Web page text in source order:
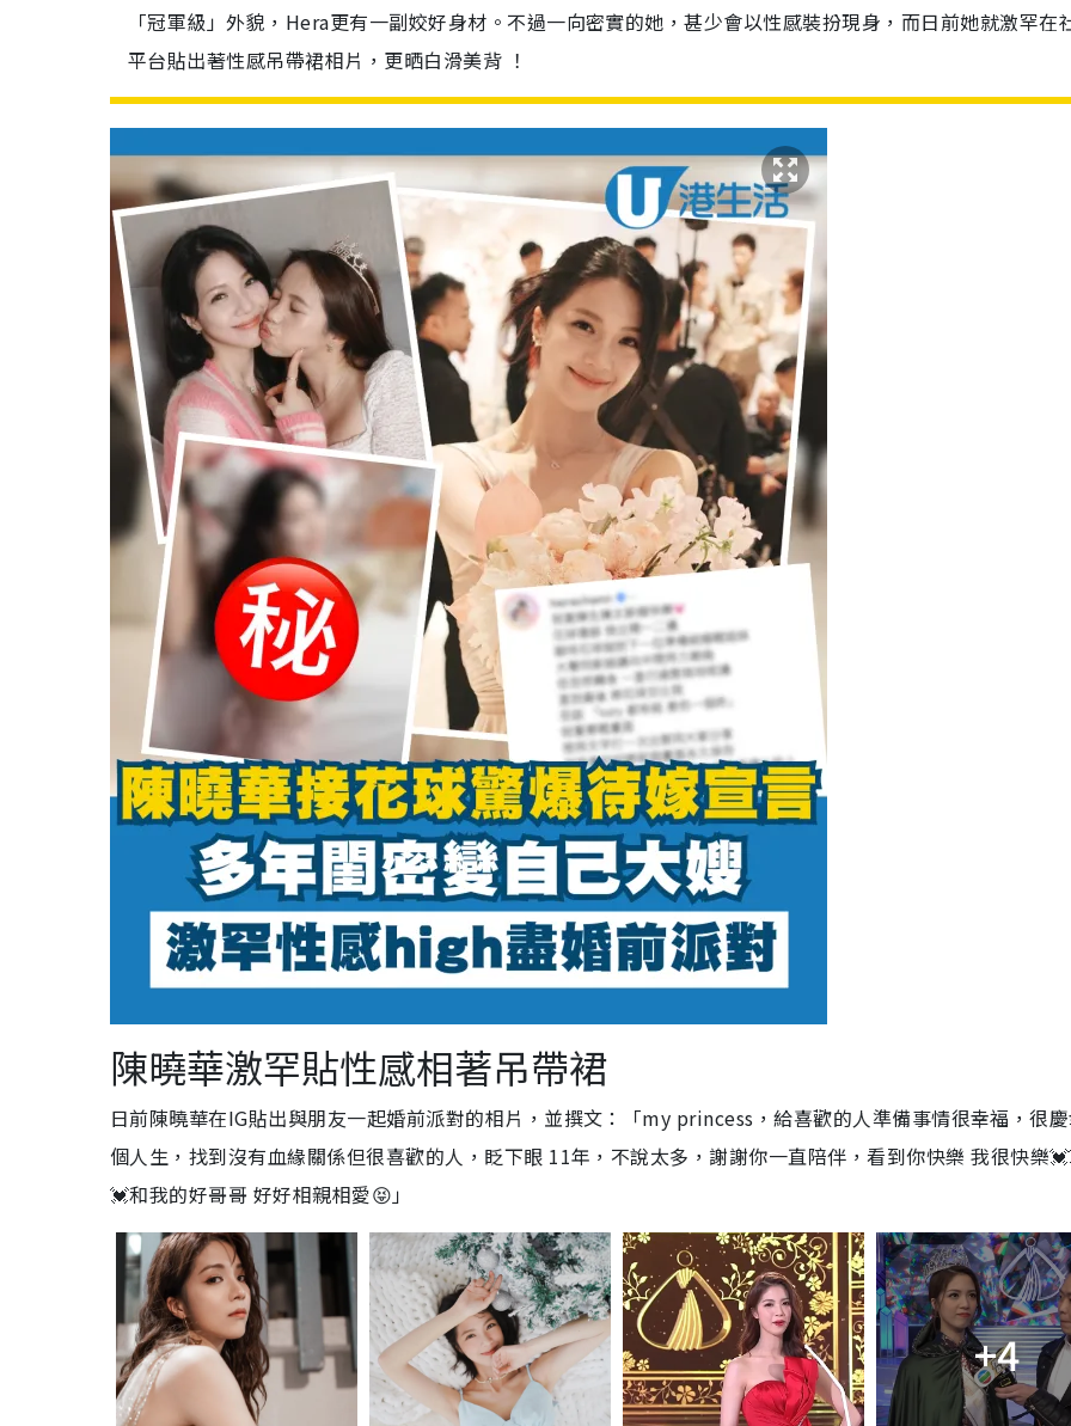
「冠軍級」外貌，Hera更有一副姣好身材。不過一向密實的她，甚少會以性感裝扮現身，而日前她就激罕在
平台貼出著性感吊帶裙相片，更晒白滑美背 ！
陳曉華激罕貼性感相著吊帶裙
日前陳曉華在IG貼出與朋友一起婚前派對的相片，並撰文：「my princess，給喜歡的人準備事情很幸福，很
個人生，找到沒有血緣關係但很喜歡的人，眨下眼 11年，不說太多，謝謝你一直陪伴，看到你快樂 我很快樂
💓和我的好哥哥 好好相親相愛😝」
+4